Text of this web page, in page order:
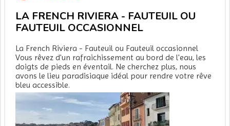
LA FRENCH RIVIERA - FAUTEUIL OU
FAUTEUIL OCCASIONNEL
La French Riviera - Fauteuil ou Fauteuil occasionnel
Vous rêvez d'un rafraichissement au bord de l'eau, les
doigts de pieds en éventail. Ne cherchez plus, nous
avons le lieu paradisiaque idéal pour rendre votre rêve
bleu accessible.